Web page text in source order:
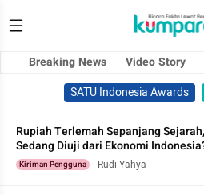
Breaking News Video Story
SATU Indonesia Awards
Rupiah Terlemah Sepanjang
Sedang Diuji dari Ekonomi
Kiriman Pengguna Rudi Yahya